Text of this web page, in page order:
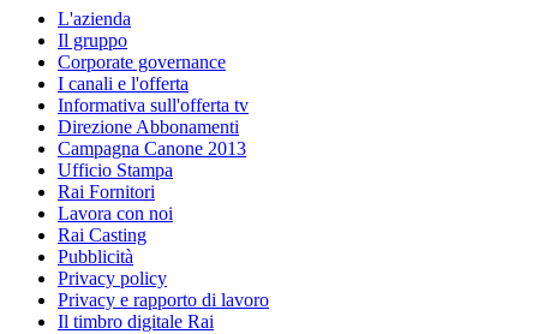
L'azienda
Il gruppo
Corporate governance
I canali e l'offerta
Informativa sull'offerta tv
Direzione Abbonamenti
Campagna Canone 2013
Ufficio Stampa
Rai Fornitori
Lavora con noi
Rai Casting
Pubblicità
Privacy policy
Privacy e rapporto di lavoro
Il timbro digitale Rai